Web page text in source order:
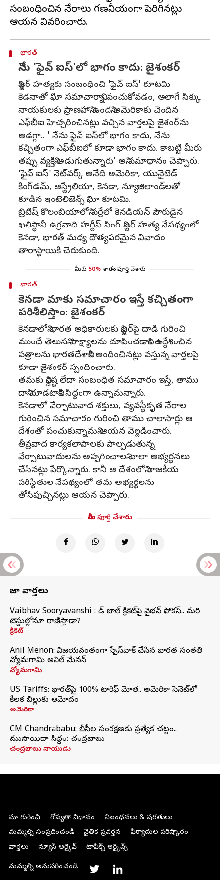
సంబంధించిన నేరాలు గణనీయంగా పెరిగినట్లు
భారత్
నేను 'ఫైవ్ ఐస్‌'లో భాగం కాదు: జైశంకర్
నిజ్జర్ హత్యకు సంబంధించి 'ఫైవ్ ఐస్' కూటమి
కెడనాతో నిఘా సమాచారాన్ని పంచుకోవడం, అలాగే సిక్కు
నాయకులకు ప్రాణహాని ఉందని అమెరికాకు చెందిన
ఎఫ్‌బీఐ హెచ్చరించినట్లు వచ్చిన వార్తలపై జైశంర్‌ను
అడగ్గా.. ' నేను ఫైవ్ ఐస్‌లో భాగం కాదు, నేను
కచ్చితంగా ఎఫ్‌బీఐలో కూడా భాగం కాదు. కాబట్టి మీరు
తప్పు వ్యక్తిని అడుగుతున్నారు' అని సమాధానం చెప్పారు.
'ఫైవ్ ఐస్' నెట్‌వర్క్ అనేది అమెరికా, యునైటెడ్
కింగ్‌డమ్, ఆస్ట్రేలియా, కెనడా, న్యూజిలాండ్‌లతో
కూడిన ఇంటెలిజెన్స్ నిఘా కూటమి.
బ్రిటిష్ కొలంబియాలోని సర్రేలో కెనడియన్ పౌరుడైన
ఖలిస్థానీ ఉగ్రవాది హర్దీప్ సింగ్ నిజ్జర్‌ హత్య నేపథ్యంలో
కెనడా, భారత్ మధ్య దౌత్యపరమైన వివాదం
తారాస్థాయికి చెరుకుంది.
మీరు 50% శాతం పూర్తి చేశారు
భారత్
కెనడా మాకు సమాచారం ఇస్తే కచ్చితంగా
పరిశీలిస్తాం: జైశంకర్
కెనడాలోని భారత అధికారులకు నిజ్జర్‌పై దాడి గురించి
ముందే తెలుసని సాక్ష్యాలను చూపించడానికి ఉద్దేశించిన
పత్రాలను భారతదేశానికి అందించినట్లు వస్తున్న వార్తలపై
కూడా జైశంకర్ స్పందించారు.
తమకు నిర్దిష్ట లేదా సంబంధిత సమాచారం ఇస్తే, తాము
దానిని చూడటానికి సిద్ధంగా ఉన్నామన్నారు.
కెనడాలో వేర్పాటువాద శక్తులు, వ్యవస్థీకృత నేరాల
గురించిన సమాచారం గురించి తాము చాలాసార్లు ఆ
దేశంతో పంచుకున్నామని ఆయన వెల్లడించారు.
తీవ్రవాద కార్యకలాపాలకు పాల్పడుతున్న
వేర్పాటువాదులను అప్పగించాలని చాలా అభ్యర్థనలు
చేసినట్లు పేర్కొన్నారు. కానీ ఆ దేశంలోని రాజకీయ
పరిస్థితుల నేపథ్యంలో తమ అభ్యర్థలను
తోసిపుచ్చినట్లు ఆయన చెప్పారు.
మీరు పూర్తి చేశారు
తాజా వార్తలు
Vaibhav Sooryavanshi : రెడ్ బాల్ క్రికెట్‌పై వైభవ్ ఫోకస్.. మరి
టెస్టుల్లోనూ రాణిస్తాడా?
క్రికెట్
Anil Menon: విజయవంతంగా స్పేస్‌వాక్‌ చేసిన భారత సంతతి
వ్యోమగామి అనిల్‌ మేనన్
వ్యోమగామి
US Tariffs: భారత్‌పై 100% టారిఫ్‌ మోత.. అమెరికా సెనెట్‌లో
కీలక బిల్లుకు ఆమోదం
అమెరికా
CM Chandrababu: బీసీల సంరక్షణకు ప్రత్యేక చట్టం..
ముసాయిదా సిద్ధం: చంద్రబాబు
చంద్రబాబు నాయుడు
మా గురించి గోప్యతా విధానం
నిబంధనలు & షరతులు
మమ్మల్ని సంప్రదించండి
నైతిక ప్రవర్తన
ఫిర్యాదుల పరిష్కారం
వార్తలు
న్యూస్ ఆర్కైవ్ టాపిక్స్ ఆర్కైవ్స్
మమ్మల్ని అనుసరించండి